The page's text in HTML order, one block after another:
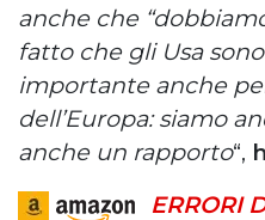
anche che
fatto che gli Usa
importante anche
dell’Europa: siamo
anche un rapporto“,
ERRORI